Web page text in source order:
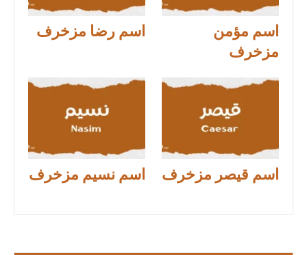
اسم مؤمن
مزخرف
اسم رضا مزخرف
اسم قيصر مزخرف اسم نسيم مزخرف